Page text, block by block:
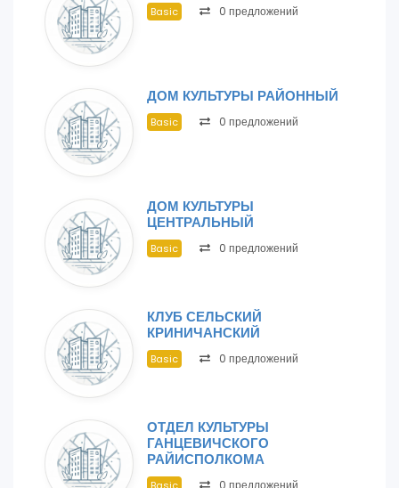
Basic 0 предложений
ДОМ КУЛЬТУРЫ РАЙОННЫЙ
Basic 0 предложений
ДОМ КУЛЬТУРЫ
ЦЕНТРАЛЬНЫЙ
Basic 0 предложений
КЛУБ СЕЛЬСКИЙ
КРИНИЧАНСКИЙ
Basic 0 предложений
ОТДЕЛ КУЛЬТУРЫ
ГАНЦЕВИЧСКОГО
РАЙИСПОЛКОМА
0 предложений